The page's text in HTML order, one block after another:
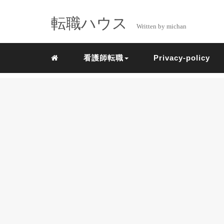
転職ハウス Written by michan
看護師転職 Privacy-policy